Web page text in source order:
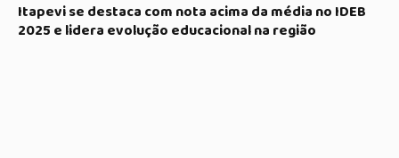
Itapevi se destaca com nota acima da média no IDEB
2025 e lidera evolução educacional na região